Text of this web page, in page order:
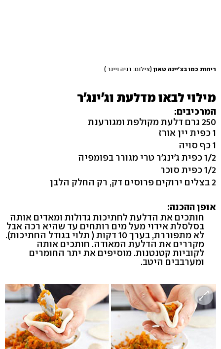
ריחות כמו בצ'יינה טאון (צילום: דניה ויינר )
מילוי לבאו מדלעת וג'ינג'ר
המרכיבים:
250 גרם דלעת מקולפת ומגורענת
1 כפית יין אורז
1 כף סויה
1/2 כפית ג'ינג'ר טרי מגורר בפומפיה
1/2 כפית סוכר
2 בצלים ירוקים פרוסים דק, רק החלק הלבן
אופן ההכנה:
חותכים את הדלעת לחתיכות גדולות ומאדים אותה
בסלסלת אידוי מעל מים רותחים עד שהיא רכה אבל
לא מתפוררת, בערך 10 דקות ( תלוי בגודל החתיכות).
מקררים את הדלעת המאודה. חותכים אותה
לקוביות קטנטנות. מוסיפים את יתר החומרים
ומערבבים היטב.